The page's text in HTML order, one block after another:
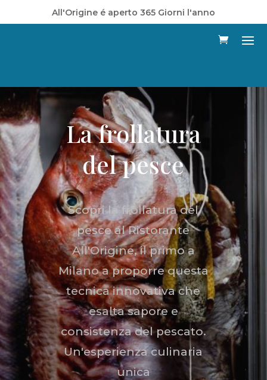
All'Origine é aperto 365 Giorni l'anno
La frollatura
del pesce
Scopri la frollatura del
pesce al Ristorante
All'Origine, il primo a
Milano a proporre questa
tecnica innovativa che
esalta sapore e
consistenza del pescato.
Un'esperienza culinaria
unica